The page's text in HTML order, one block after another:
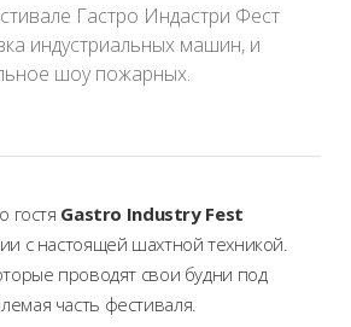
Гастро Индастри Фест
индустриальных машин, и
шоу пожарных.
гостя Gastro Industry Fest
с настоящей шахтной техникой.
проводят свои будни под
часть фестиваля.